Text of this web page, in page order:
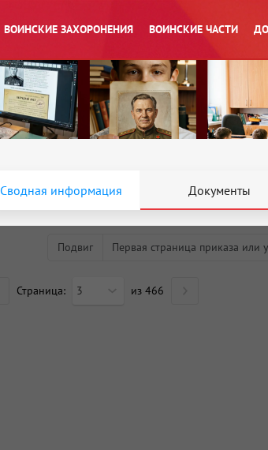
ВОИНСКИЕ ЗАХОРОНЕНИЯ ВОИНСКИЕ ЧАСТИ
Сводная информация Документы
Подвиг Первая страница приказа или
Страница: 3 из 466